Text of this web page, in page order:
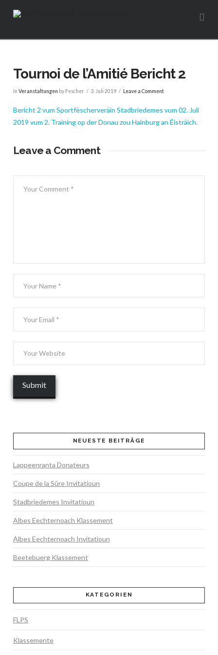
Tournoi de l’Amitié Bericht 2
In Veranstaltungen by Fescher 3. Juli 2019 Leave a Comment
Bericht 2 vum Sportfëscherveräin Stadbriedemes vum 02. Juli
2019 vum 2. Training op der Donau zou Hainburg an Éisträich.
Leave a Comment
NEUESTE BEITRÄGE
Lappeenranta Donateurs
Coupe de la Sûre Invitatioun
Stadbriedemes Invitatioun
Albes Eechternoach Klassement
Albes Eechternoach Invitatioun
Beetebuerg Klassement
KATEGORIEN
FLPS
Klassemente